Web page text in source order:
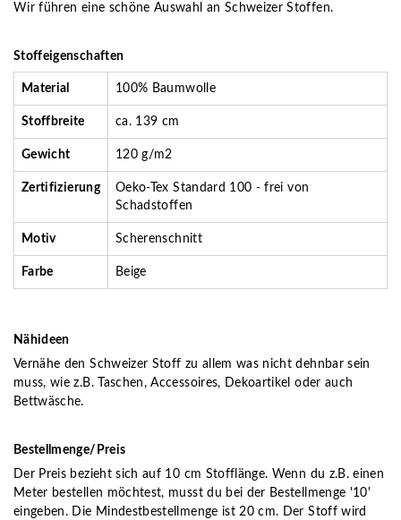
Wir führen eine schöne Auswahl an Schweizer Stoffen.
Stoffeigenschaften
Material 100% Baumwolle
Stoffbreite ca. 139 cm
Gewicht 120 g/m2
Zertifizierung
Oeko-Tex Standard 100 - frei von
Schadstoffen
Motiv Scherenschnitt
Farbe Beige
Nähideen
Vernähe den Schweizer Stoff zu allem was nicht dehnbar sein
muss, wie z.B. Taschen, Accessoires, Dekoartikel oder auch
Bettwäsche.
Bestellmenge/Preis
Der Preis bezieht sich auf 10 cm Stofflänge. Wenn du z.B. einen
Meter bestellen möchtest, musst du bei der Bestellmenge '10'
eingeben. Die Mindestbestellmenge ist 20 cm. Der Stoff wird